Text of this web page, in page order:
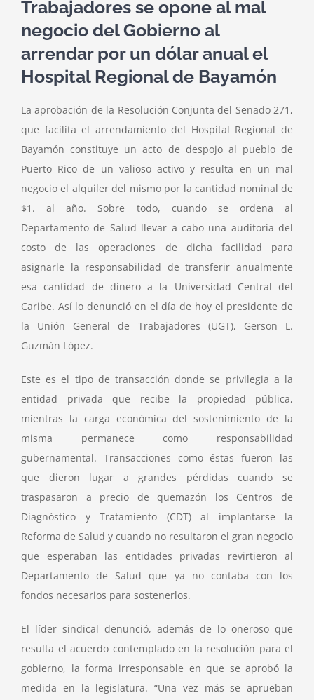
Trabajadores se opone al mal
negocio del Gobierno al
arrendar por un dólar anual el
Hospital Regional de Bayamón
La aprobación de la Resolución Conjunta del Senado 271,
que facilita el arrendamiento del Hospital Regional de
Bayamón constituye un acto de despojo al pueblo de
Puerto Rico de un valioso activo y resulta en un mal
negocio el alquiler del mismo por la cantidad nominal de
$1. al año. Sobre todo, cuando se ordena al
Departamento de Salud llevar a cabo una auditoria del
costo de las operaciones de dicha facilidad para
asignarle la responsabilidad de transferir anualmente
esa cantidad de dinero a la Universidad Central del
Caribe. Así lo denunció en el día de hoy el presidente de
la Unión General de Trabajadores (UGT), Gerson L.
Guzmán López.
Este es el tipo de transacción donde se privilegia a la
entidad privada que recibe la propiedad pública,
mientras la carga económica del sostenimiento de la
misma permanece como responsabilidad
gubernamental. Transacciones como éstas fueron las
que dieron lugar a grandes pérdidas cuando se
traspasaron a precio de quemazón los Centros de
Diagnóstico y Tratamiento (CDT) al implantarse la
Reforma de Salud y cuando no resultaron el gran negocio
que esperaban las entidades privadas revirtieron al
Departamento de Salud que ya no contaba con los
fondos necesarios para sostenerlos.
El líder sindical denunció, además de lo oneroso que
resulta el acuerdo contemplado en la resolución para el
gobierno, la forma irresponsable en que se aprobó la
medida en la legislatura. “Una vez más se aprueban